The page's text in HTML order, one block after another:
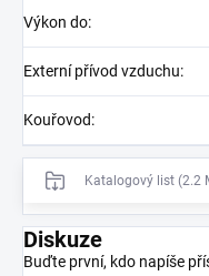
Výkon do:
Externí přívod vzduchu:
Kouřovod:
Katalogový list (2.2
Diskuze
Buďte první, kdo napíše